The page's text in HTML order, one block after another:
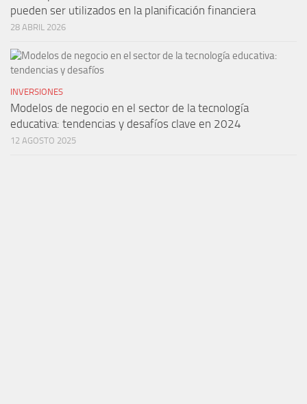
pueden ser utilizados en la planificación financiera
28 ABRIL 2026
INVERSIONES
Modelos de negocio en el sector de la tecnología
educativa: tendencias y desafíos clave en 2024
12 AGOSTO 2025